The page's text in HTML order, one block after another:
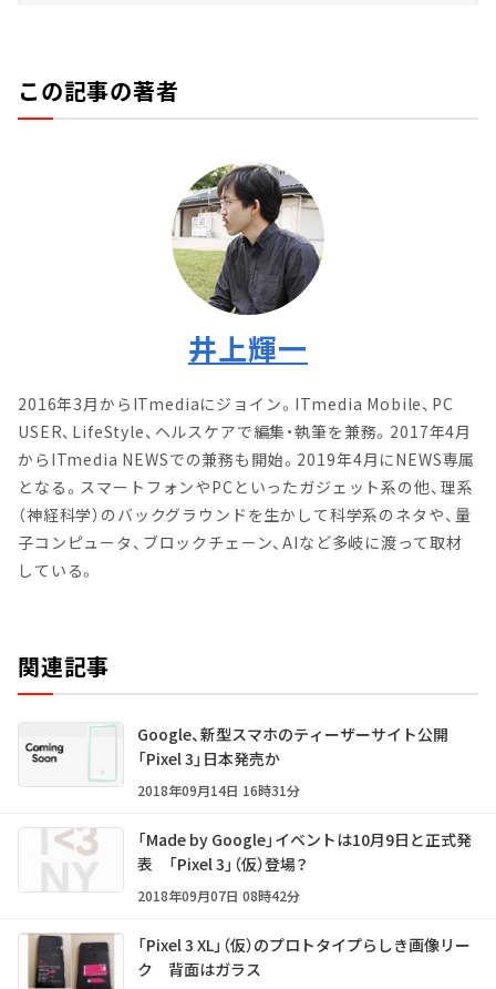
この記事の著者
井上輝一
2016年3月からITmediaにジョイン。ITmedia Mobile、PC
USER、LifeStyle、ヘルスケアで編集・執筆を兼務。2017年4月
からITmedia NEWSでの兼務も開始。2019年4月にNEWS専属
となる。スマートフォンやPCといったガジェット系の他、理系
（神経科学）のバックグラウンドを生かして科学系のネタや、量
子コンピュータ、ブロックチェーン、AIなど多岐に渡って取材
している。
関連記事
Google、新型スマホのティーザーサイト公開
「Pixel 3」日本発売か
2018年09月14日 16時31分
「Made by Google」イベントは10月9日と正式発
表 「Pixel 3」（仮）登場？
2018年09月07日 08時42分
「Pixel 3 XL」（仮）のプロトタイプらしき画像リー
ク 背面はガラス